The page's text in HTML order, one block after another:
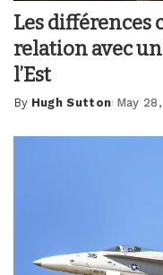
Les différences
relation avec
l’Est
Posted
By Hugh Sutton May